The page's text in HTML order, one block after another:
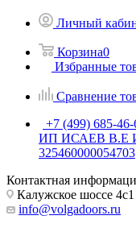
Личный
Корзина0
Избранные
Сравнение
+7 (499) 685-46-
ИП ИСАЕВ В.Е
325460000054703
Контактная
Калужское шоссе
info@volgadoors.ru